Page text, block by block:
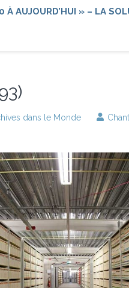
À AUJOURD’HUI » – LA
dans le Monde